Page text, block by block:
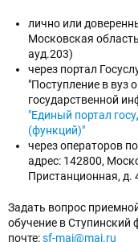
лично или
Московская
ауд.203)
через портал
"Поступление в вуз
государственной
"Единый портал
(функций)"
через операторов
адрес: 142800,
Пристанционная, д.
Задать вопрос
обучение в
почте:sf-mai@mai.ru